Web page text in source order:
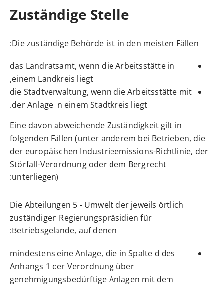
Zuständige Stelle
Die zuständige Behörde ist in den meisten Fällen:
das Landratsamt, wenn die Arbeitsstätte in
einem Landkreis liegt,
die Stadtverwaltung, wenn die Arbeitsstätte mit
der Anlage in einem Stadtkreis liegt.
Eine davon abweichende Zuständigkeit gilt in
folgenden Fällen (unter anderem bei Betrieben, die
der europäischen Industrieemissions-Richtlinie, der
Störfall-Verordnung oder dem Bergrecht
unterliegen):
Die Abteilungen 5 - Umwelt der jeweils örtlich
zuständigen Regierungspräsidien für
Betriebsgelände, auf denen:
mindestens eine Anlage, die in Spalte d des
Anhangs 1 der Verordnung über
genehmigungsbedürftige Anlagen mit dem